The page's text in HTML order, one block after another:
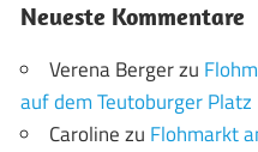
Neueste Kommentare
Verena Bergerzu
auf dem Teutoburger Platz
Carolinezu Flohmarkt